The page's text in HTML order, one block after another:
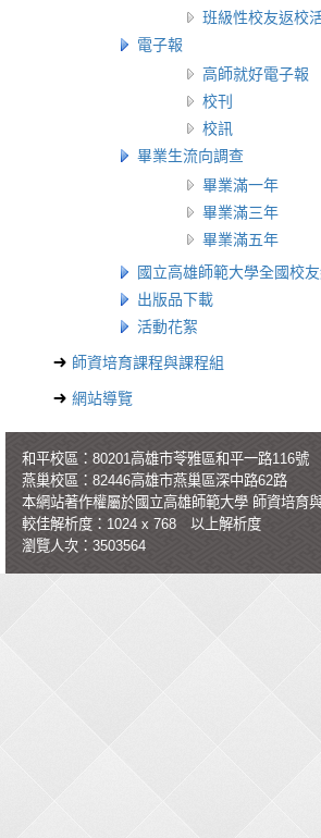
班級性校友返校
電子報
高師就好電子報
校刊
校訊
畢業生流向調查
畢業滿一年
畢業滿三年
畢業滿五年
國立高雄師範大學全國校
出版品下載
活動花絮
師資培育課程與課程組
網站導覽
和平校區：80201高雄市苓雅區和平一路116號
燕巢校區：82446高雄市燕巢區深中路62路
本網站著作權屬於國立高雄師範大學 師資培育
較佳解析度：1024 x 768 以上解析度
瀏覽人次：3503564